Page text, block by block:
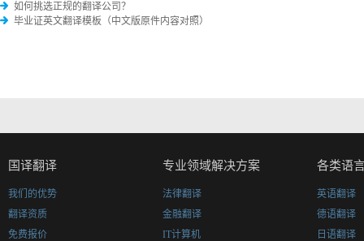
如何挑选正规的翻译公司？
毕业证英文翻译模板（中文版原件内容对照）
国译翻译
我们的优势
翻译资质
免费报价
专业领域解决方案
法律翻译
金融翻译
IT计算机
各类语
英语翻译
德语翻译
日语翻译